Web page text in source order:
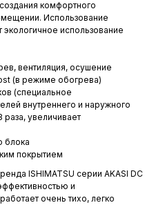
комфортного
Использование
использование
вентиляция, осушение
(в режиме обогрева)
(специальное
внутреннего и наружного
увеличивает
блока
покрытием
ISHIMATSU серии AKASI DC
и
очень тихо, легко